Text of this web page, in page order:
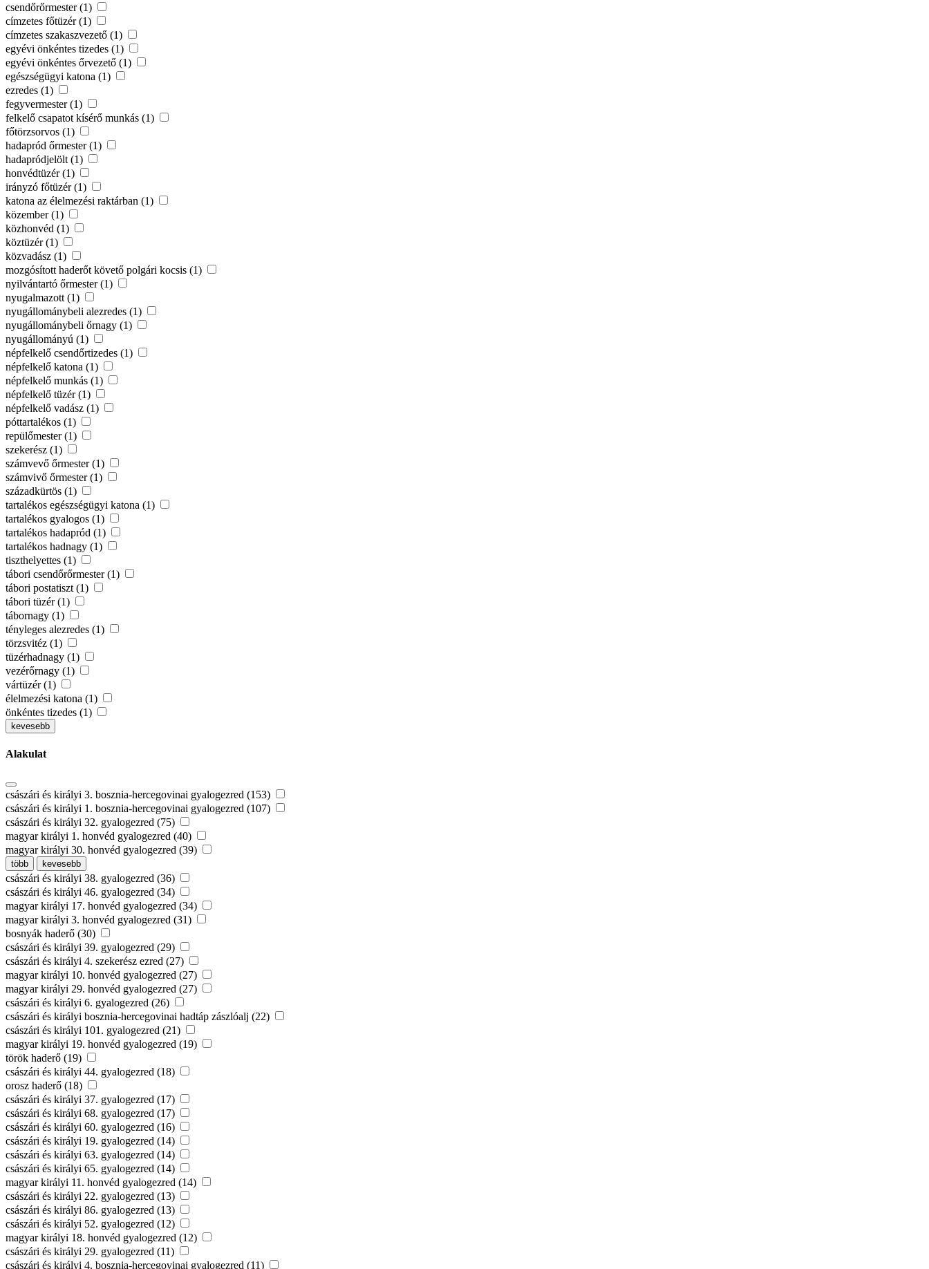
csendőrőrmester (1)
címzetes főtüzér (1)
címzetes szakaszvezető (1)
egyévi önkéntes tizedes (1)
egyévi önkéntes őrvezető (1)
egészségügyi katona (1)
ezredes (1)
fegyvermester (1)
felkelő csapatot kísérő munkás (1)
főtörzsorvos (1)
hadapród őrmester (1)
hadapródjelölt (1)
honvédtüzér (1)
irányzó főtüzér (1)
katona az élelmezési raktárban (1)
közember (1)
közhonvéd (1)
köztüzér (1)
közvadász (1)
mozgósított haderőt követő polgári kocsis (1)
nyilvántartó őrmester (1)
nyugalmazott (1)
nyugállománybeli alezredes (1)
nyugállománybeli őrnagy (1)
nyugállományú (1)
népfelkelő csendőrtizedes (1)
népfelkelő katona (1)
népfelkelő munkás (1)
népfelkelő tüzér (1)
népfelkelő vadász (1)
póttartalékos (1)
repülőmester (1)
szekerész (1)
számvevő őrmester (1)
számvivő őrmester (1)
századkürtös (1)
tartalékos egészségügyi katona (1)
tartalékos gyalogos (1)
tartalékos hadapród (1)
tartalékos hadnagy (1)
tiszthelyettes (1)
tábori csendőrőrmester (1)
tábori postatiszt (1)
tábori tüzér (1)
tábornagy (1)
tényleges alezredes (1)
törzsvitéz (1)
tüzérhadnagy (1)
vezérőrnagy (1)
vártüzér (1)
élelmezési katona (1)
önkéntes tizedes (1)
kevesebb
Alakulat
császári és királyi 3. bosznia-hercegovinai gyalogezred (153)
császári és királyi 1. bosznia-hercegovinai gyalogezred (107)
császári és királyi 32. gyalogezred (75)
magyar királyi 1. honvéd gyalogezred (40)
magyar királyi 30. honvéd gyalogezred (39)
több kevesebb
császári és királyi 38. gyalogezred (36)
császári és királyi 46. gyalogezred (34)
magyar királyi 17. honvéd gyalogezred (34)
magyar királyi 3. honvéd gyalogezred (31)
bosnyák haderő (30)
császári és királyi 39. gyalogezred (29)
császári és királyi 4. szekerész ezred (27)
magyar királyi 10. honvéd gyalogezred (27)
magyar királyi 29. honvéd gyalogezred (27)
császári és királyi 6. gyalogezred (26)
császári és királyi bosznia-hercegovinai hadtáp zászlóalj (22)
császári és királyi 101. gyalogezred (21)
magyar királyi 19. honvéd gyalogezred (19)
török haderő (19)
császári és királyi 44. gyalogezred (18)
orosz haderő (18)
császári és királyi 37. gyalogezred (17)
császári és királyi 68. gyalogezred (17)
császári és királyi 60. gyalogezred (16)
császári és királyi 19. gyalogezred (14)
császári és királyi 63. gyalogezred (14)
császári és királyi 65. gyalogezred (14)
magyar királyi 11. honvéd gyalogezred (14)
császári és királyi 22. gyalogezred (13)
császári és királyi 86. gyalogezred (13)
császári és királyi 52. gyalogezred (12)
magyar királyi 18. honvéd gyalogezred (12)
császári és királyi 29. gyalogezred (11)
császári és királyi 4. bosznia-hercegovinai gyalogezred (11)